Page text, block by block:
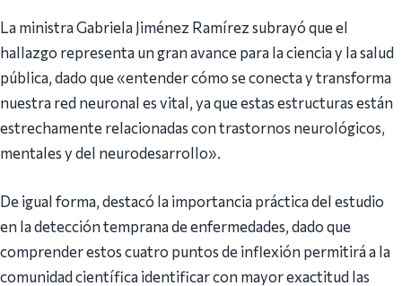
La ministra Gabriela Jiménez Ramírez subrayó que el
hallazgo representa un gran avance para la ciencia y la salud
pública, dado que «entender cómo se conecta y transforma
nuestra red neuronal es vital, ya que estas estructuras están
estrechamente relacionadas con trastornos neurológicos,
mentales y del neurodesarrollo».
De igual forma, destacó la importancia práctica del estudio
en la detección temprana de enfermedades, dado que
comprender estos cuatro puntos de inflexión permitirá a la
comunidad científica identificar con mayor exactitud las